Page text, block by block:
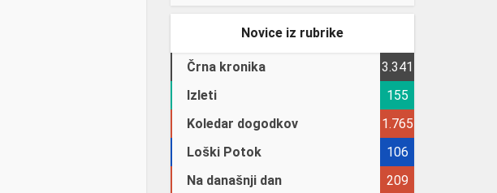
Novice iz rubrike
Črna kronika
3.341
Izleti
155
Koledar dogodkov
1.765
Loški Potok
106
Na današnji dan
209